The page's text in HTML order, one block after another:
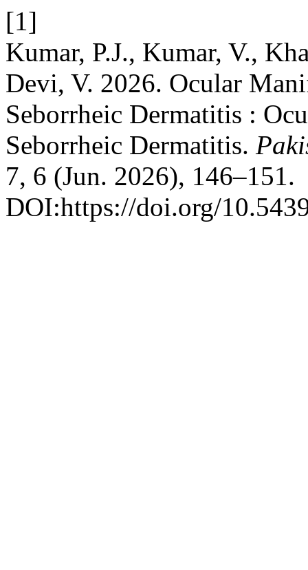
[1]
Kumar, P.J., Kumar, V.,
Devi, V. 2026. Ocular
Seborrheic Dermatitis :
Seborrheic Dermatitis.
7, 6 (Jun. 2026), 146–151.
DOI:https://doi.org/